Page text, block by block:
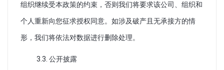
组织继续受本政策的约束，否则我们将要求该公司、组织和
个人重新向您征求授权同意。如涉及破产且无承接方的情
形，我们将依法对数据进行删除处理。
3.3. 公开披露